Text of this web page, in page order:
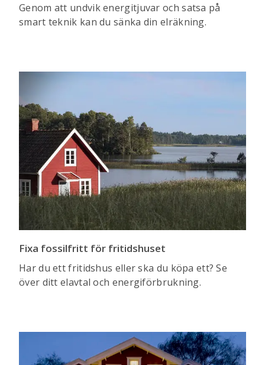
Genom att undvik energitjuvar och satsa på
smart teknik kan du sänka din elräkning.
Fixa fossilfritt för fritidshuset
Har du ett fritidshus eller ska du köpa ett? Se
över ditt elavtal och energiförbrukning.